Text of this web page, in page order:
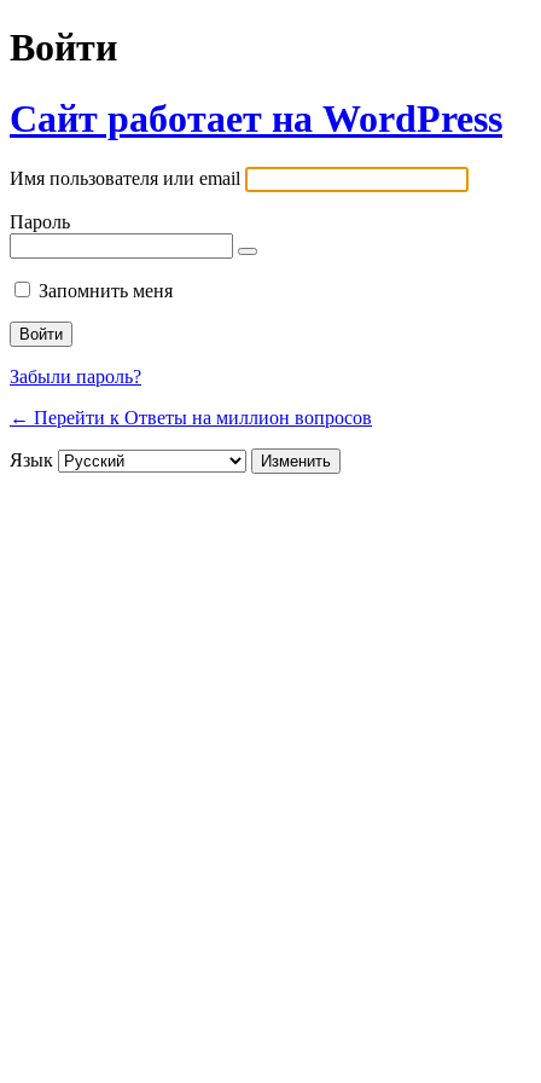
Войти
Сайт работает на WordPress
Имя пользователя или email
Пароль
Запомнить меня
Забыли пароль?
← Перейти к Ответы на миллион вопросов
Язык